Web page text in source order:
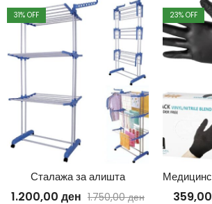
31% OFF
Сталажа за алишта
1.200,00 ден 1.750,00ден
23% OFF
359,00